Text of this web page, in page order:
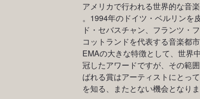
アメリカで行われる世界的な音
。1994年のドイツ・ベルリンを
ド・セバスチャン、フランツ・
コットランドを代表する音楽都
EMAの大きな特徴として、世界
冠したアワードですが、その範
ばれる賞はアーティストにとっ
を知る、またとない機会となりま